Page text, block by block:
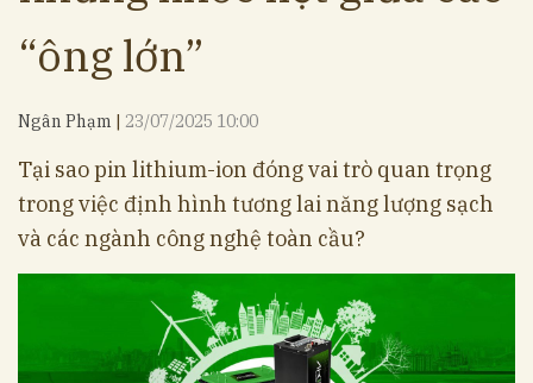
“ông lớn”
Ngân Phạm 23/07/2025 10:00
Tại sao pin lithium-ion đóng vai trò quan trọng
trong việc định hình tương lai năng lượng sạch
và các ngành công nghệ toàn cầu?